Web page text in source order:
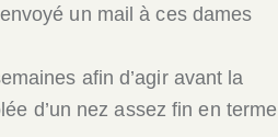
un mail à ces dames
afin d’agir avant la
d’un nez assez fin en terme